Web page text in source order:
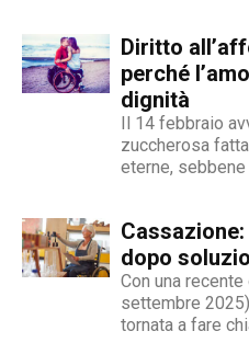
checking in campo
redattore del
racconto di Abilitychannel.
all’handbike:
settembre 2001,...
Diritto
perché
dignità
Il 14 febbraio
zuccherosa
eterne,
un’opzione
ma...
dopo
Con una recente
settembre
tornata a fare